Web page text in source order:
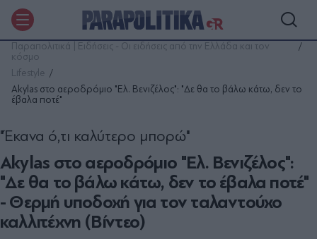
Παραπολιτικά | Ειδήσεις - Οι ειδήσεις από την Ελλάδα και τον
κόσμο
Lifestyle
Akylas στο αεροδρόμιο "Ελ. Βενιζέλος": "Δε θα το βάλω κάτω, δεν το
έβαλα ποτέ"
Akylas στο αεροδρόμιο "Ελ. Βενιζέλος":
"Δε θα το βάλω κάτω, δεν το έβαλα ποτέ"
- Θερμή υποδοχή για τον ταλαντούχο
καλλιτέχνη (Βίντεο)
"Έκανα ό,τι καλύτερο μπορώ"